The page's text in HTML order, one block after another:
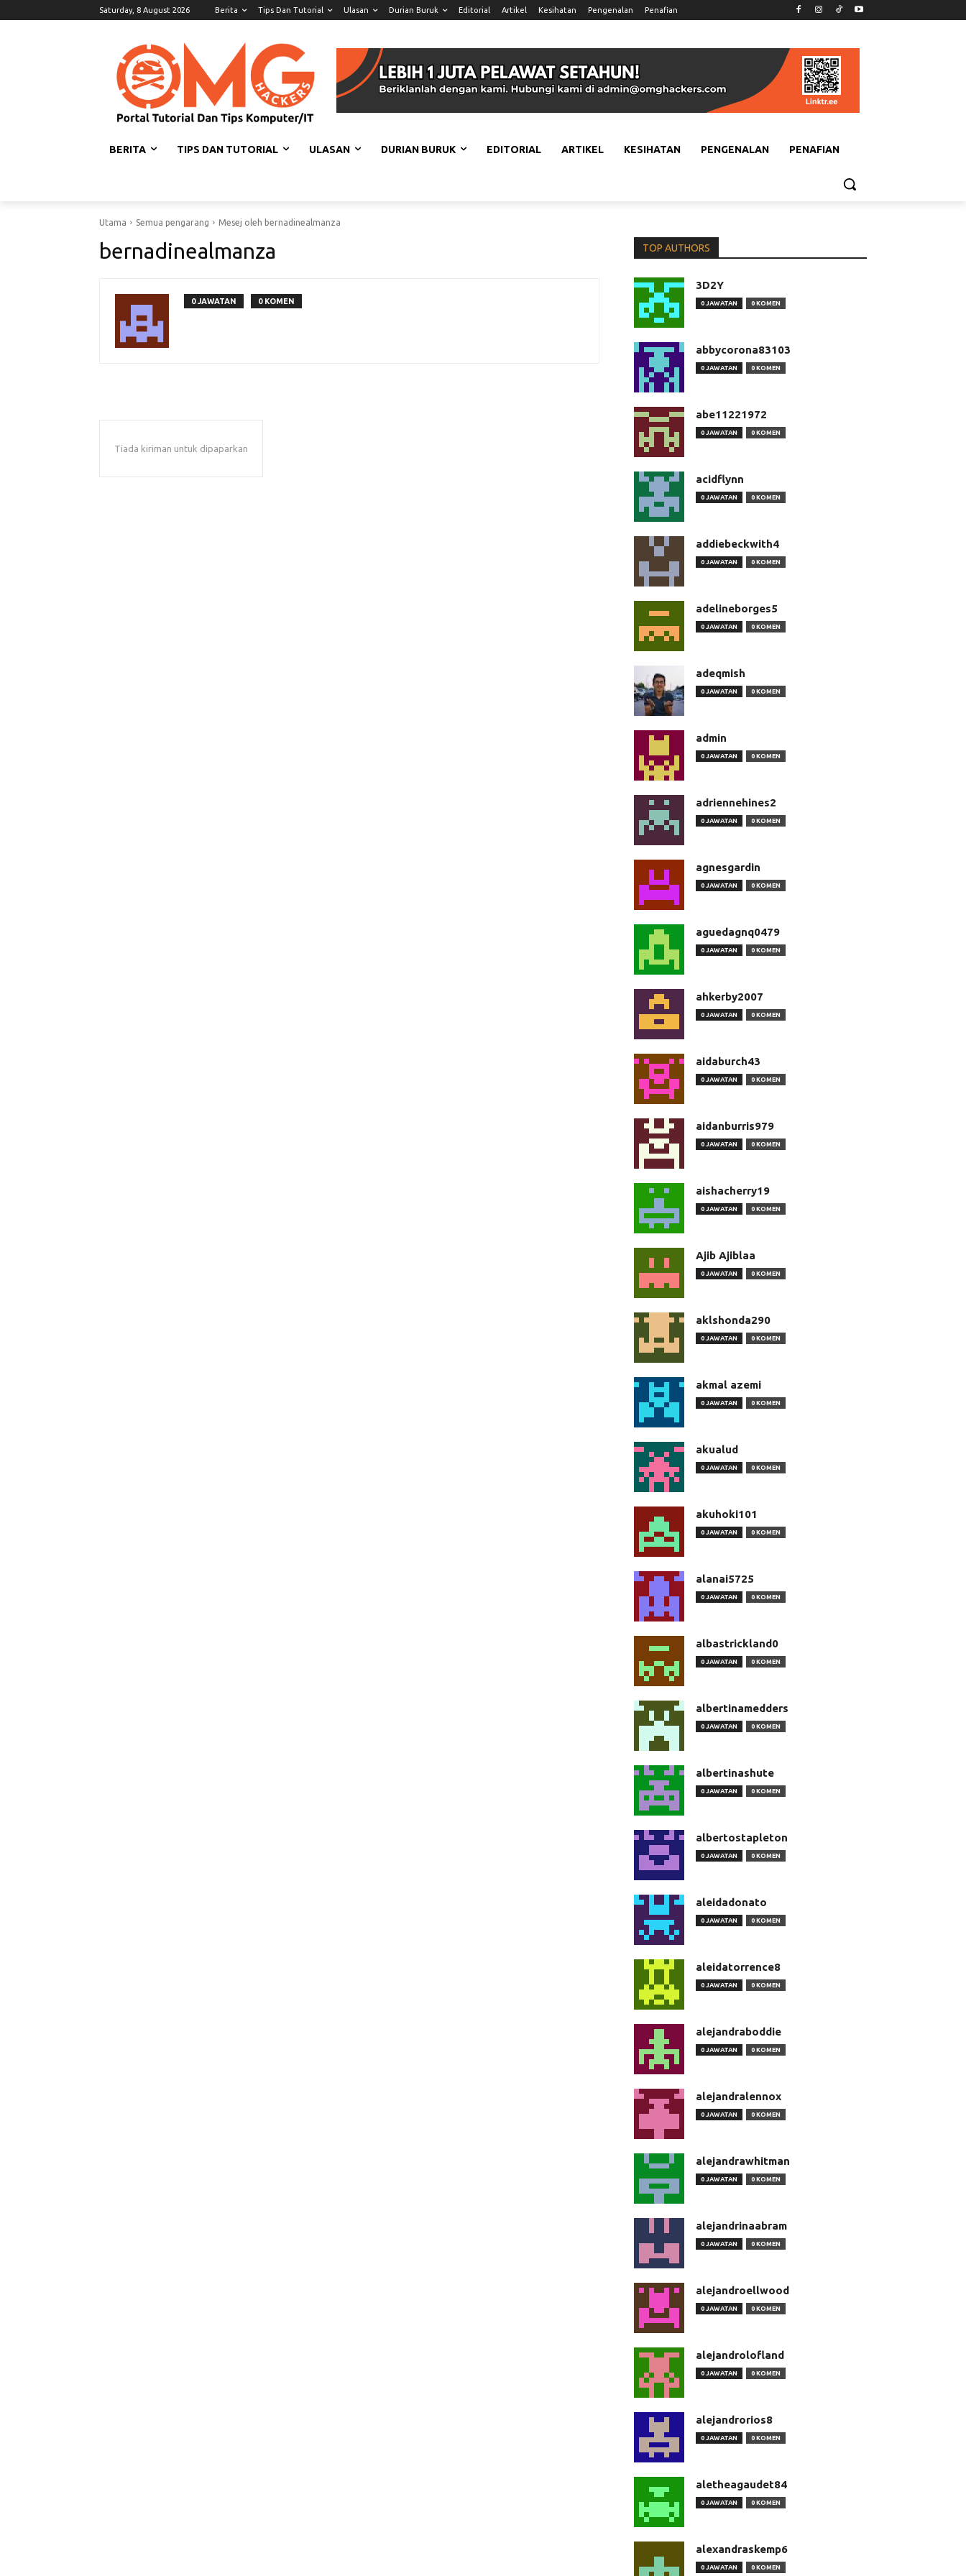
Saturday, 8 August 2026 Berita Tips Dan Tutorial Ulasan Durian Buruk Editorial Artikel Kesihatan Pengenalan Penafian
BERITA TIPS DAN TUTORIAL ULASAN DURIAN BURUK EDITORIAL ARTIKEL KESIHATAN PENGENALAN PENAFIAN
Utama Semua pengarang Mesej oleh bernadinealmanza
bernadinealmanza
0 JAWATAN 0 KOMEN
Tiada kiriman untuk dipaparkan
TOP AUTHORS
3D2Y
0 JAWATAN 0 KOMEN
abbycorona83103
0 JAWATAN 0 KOMEN
abe11221972
0 JAWATAN 0 KOMEN
acidflynn
0 JAWATAN 0 KOMEN
addiebeckwith4
0 JAWATAN 0 KOMEN
adelineborges5
0 JAWATAN 0 KOMEN
adeqmish
0 JAWATAN 0 KOMEN
admin
0 JAWATAN 0 KOMEN
adriennehines2
0 JAWATAN 0 KOMEN
agnesgardin
0 JAWATAN 0 KOMEN
aguedagnq0479
0 JAWATAN 0 KOMEN
ahkerby2007
0 JAWATAN 0 KOMEN
aidaburch43
0 JAWATAN 0 KOMEN
aidanburris979
0 JAWATAN 0 KOMEN
aishacherry19
0 JAWATAN 0 KOMEN
Ajib Ajiblaa
0 JAWATAN 0 KOMEN
aklshonda290
0 JAWATAN 0 KOMEN
akmal azemi
0 JAWATAN 0 KOMEN
akualud
0 JAWATAN 0 KOMEN
akuhoki101
0 JAWATAN 0 KOMEN
alanai5725
0 JAWATAN 0 KOMEN
albastrickland0
0 JAWATAN 0 KOMEN
albertinamedders
0 JAWATAN 0 KOMEN
albertinashute
0 JAWATAN 0 KOMEN
albertostapleton
0 JAWATAN 0 KOMEN
aleidadonato
0 JAWATAN 0 KOMEN
aleidatorrence8
0 JAWATAN 0 KOMEN
alejandraboddie
0 JAWATAN 0 KOMEN
alejandralennox
0 JAWATAN 0 KOMEN
alejandrawhitman
0 JAWATAN 0 KOMEN
alejandrinaabram
0 JAWATAN 0 KOMEN
alejandroellwood
0 JAWATAN 0 KOMEN
alejandrolofland
0 JAWATAN 0 KOMEN
alejandrorios8
0 JAWATAN 0 KOMEN
aletheagaudet84
0 JAWATAN 0 KOMEN
alexandraskemp6
0 JAWATAN 0 KOMEN